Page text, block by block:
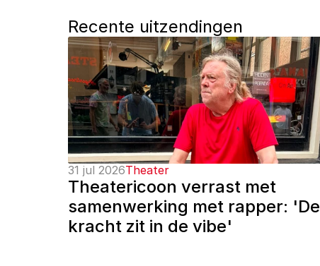
Recente uitzendingen
31 jul 2026Theater
Theatericoon verrast met
samenwerking met rapper: 'De
kracht zit in de vibe'